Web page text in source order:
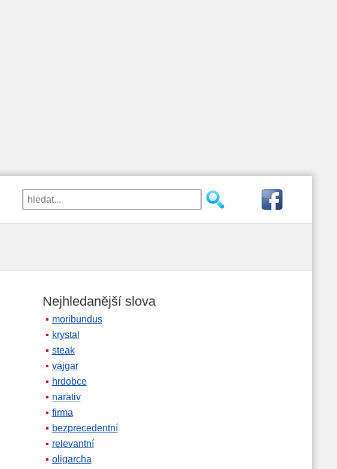
Nejhledanější slova
moribundus
krystal
steak
vajgar
hrdobce
narativ
firma
bezprecedentní
relevantní
oligarcha